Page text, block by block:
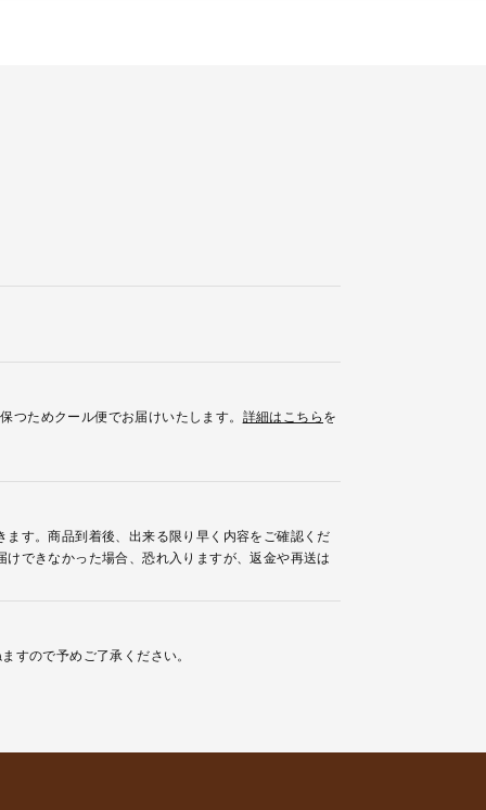
ためクール便でお届けいたします。 詳細はこちらを
す。商品到着後、出来る限り早く内容をご確認くだ
できなかった場合、恐れ入りますが、返金や再送は
すので予めご了承ください。